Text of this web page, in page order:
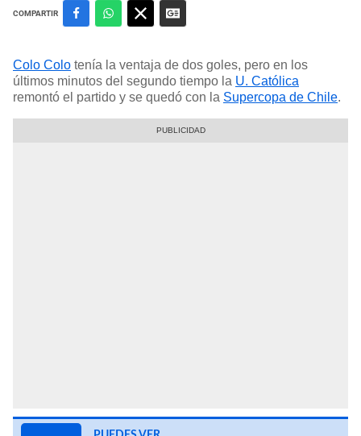
COMPARTIR
Colo Colo tenía la ventaja de dos goles, pero en los
últimos minutos del segundo tiempo la U. Católica
remontó el partido y se quedó con la Supercopa de Chile.